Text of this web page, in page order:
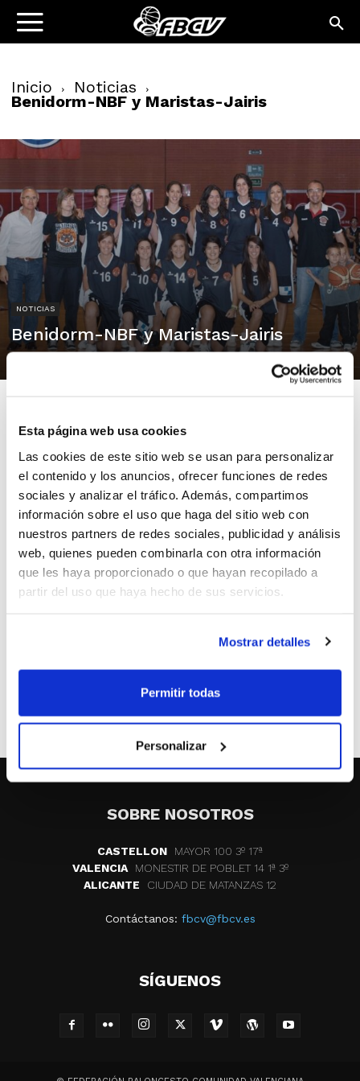
Esta página web usa cookies
Las cookies de este sitio web se usan para personalizar
el contenido y los anuncios, ofrecer funciones de redes
sociales y analizar el tráfico. Además, compartimos
información sobre el uso que haga del sitio web con
nuestros partners de redes sociales, publicidad y análisis
web, quienes pueden combinarla con otra información
que les haya proporcionado o que hayan recopilado a
partir del uso que haya hecho de sus servicios.
Mostrar detalles
Permitir todas
Personalizar
Inicio Noticias
Benidorm-NBF y Maristas-Jairis
NOTICIAS
Benidorm-NBF y Maristas-Jairis
Ya han quedado configurados los emparejamientos de
semifinales del Trofeo Federación 2011 en el Cto. de
España 1ª División Femenina: C.B. Benidorm – Llansola
y Prades N.B.F. Castelló y Maristas – Renauto Jairis.
Tras una Fase en la que han participado los equipos
que no lograron acceder a la Fase Clasificatoria de 1ª
DF, ahora estos cuatro conjuntos son los que tratarán
semifinales 1ª division femenina
tf 2011
SOBRE NOSOTROS
CASTELLON
MAYOR 100 3º 17ª
VALENCIA
MONESTIR DE POBLET 14 1ª 3º
ALICANTE
CIUDAD DE MATANZAS 12
Contáctanos: fbcv@fbcv.es
SÍGUENOS